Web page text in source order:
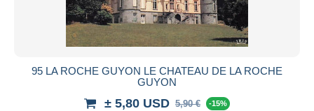
95 LA ROCHE GUYON LE CHATEAU DE LA ROCHE
GUYON
± 5,80 USD 5,90 € -15%